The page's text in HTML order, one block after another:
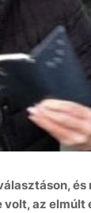
és
az